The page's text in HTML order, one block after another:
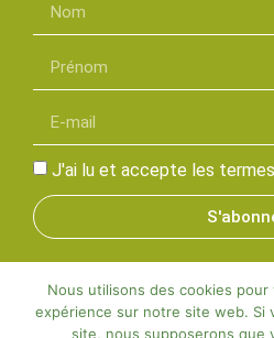
J'ai lu et accepte les
Adalia©2025 | Tous droits
Nous utilisons des cookies pour
expérience sur notre site web. Si
site, nous supposerons que